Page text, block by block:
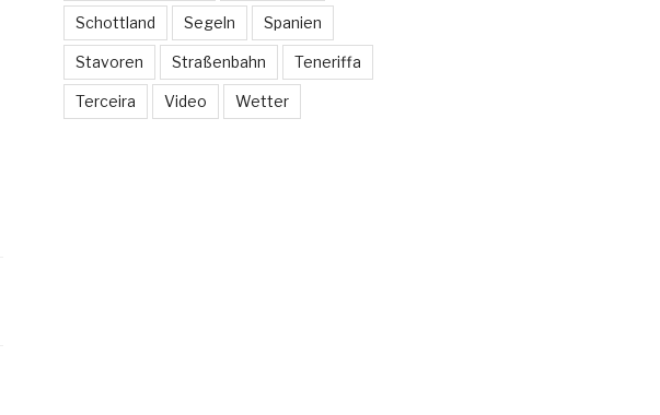
Schottland Segeln Spanien
Stavoren Straßenbahn Teneriffa
Terceira Video Wetter